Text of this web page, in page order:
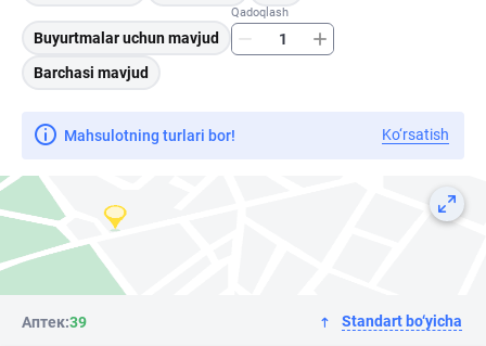
Buyurtmalar uchun mavjud
Qadoqlash
Barchasi mavjud
Mahsulotning turlari bor! Ko‘rsatish
Аптек:39 Standart bo‘yicha